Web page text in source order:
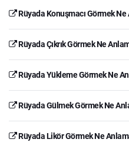
Rüyada Konuşmacı Görmek Ne
Rüyada Çıkrık Görmek Ne
Rüyada Yükleme Görmek Ne
Rüyada Gülmek Görmek Ne
Rüyada Likör Görmek Ne